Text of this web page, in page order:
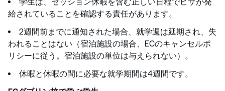
給されていることを確認する責任があります。
2週間前までに通知された場合、就学週は延期され、失
われることはない（宿泊施設の場合、ECのキャンセルポ
リシーに従う。宿泊施設の単位は与えられない）。
休暇と休暇の間に必要な就学期間は4週間です。